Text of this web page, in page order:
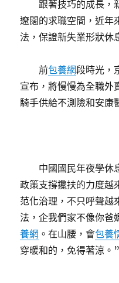
跟著技巧的成長，
遼闊的求職空間，近年
法，保證新失業形狀休
前包養網段時光，
宣布，將慢慢為全職外
騎手供給不測險和安康
中國國民年夜學休
政策支撐攙扶的力度越
范化治理，不只呼聲越
法，企我們家不像你爸
養網 。在山腰，會包養
穿暖和的，免得著涼。